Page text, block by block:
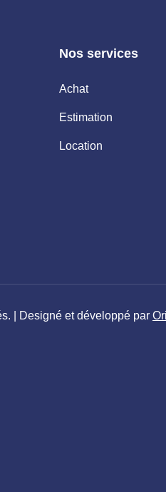
Nos services
Achat
Estimation
Location
| Designé et développé par